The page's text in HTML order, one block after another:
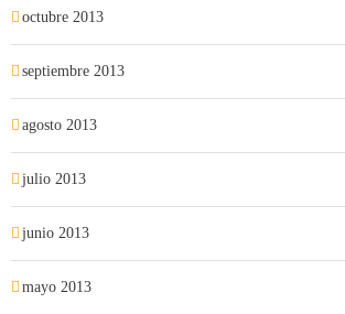
octubre 2013
septiembre 2013
agosto 2013
julio 2013
junio 2013
mayo 2013